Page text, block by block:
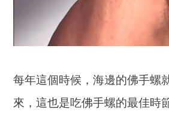
每年這個時候，海邊的佛手螺
來，這也是吃佛手螺的最佳時